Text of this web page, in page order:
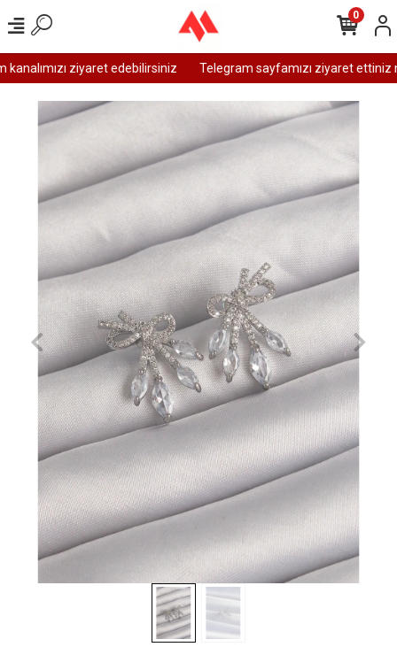
ziyaret edebilirsiniz Telegram sayfamızı ziyaret ettiniz
0